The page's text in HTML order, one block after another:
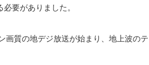
要がありました。
画質の地デジ放送が始まり、地上波の